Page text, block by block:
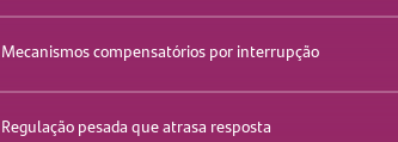
Mecanismos compensatórios por interrupção
Regulação pesada que atrasa resposta